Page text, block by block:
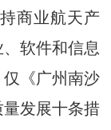
商业航天产
软件和信息
《广州南沙
发展十条措